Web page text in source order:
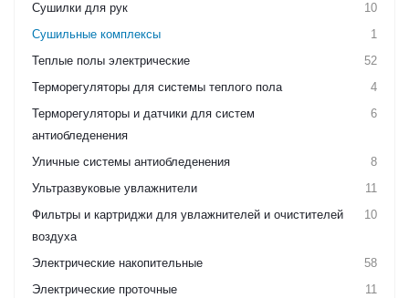
Сушилки для рук
10
Сушильные комплексы
1
Теплые полы электрические
52
Терморегуляторы для системы теплого пола
4
Терморегуляторы и датчики для систем
антиобледенения
6
Уличные системы антиобледенения
8
Ультразвуковые увлажнители
11
Фильтры и картриджи для увлажнителей и очистителей
воздуха
10
Электрические накопительные
58
Электрические проточные
11